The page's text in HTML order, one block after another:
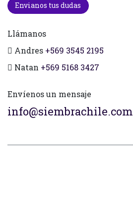
Envianos tus dudas
Llámanos
Andres +569 3545 2195
Natan +569 5168 3427
Envíenos un mensaje
info@siembrachile.com